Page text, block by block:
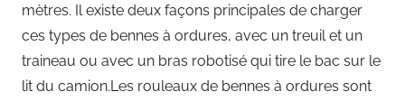
mètres. Il existe deux façons principales de charger
ces types de bennes à ordures, avec un treuil et un
traineau ou avec un bras robotisé qui tire le bac sur le
lit du camion.Les rouleaux de bennes à ordures sont